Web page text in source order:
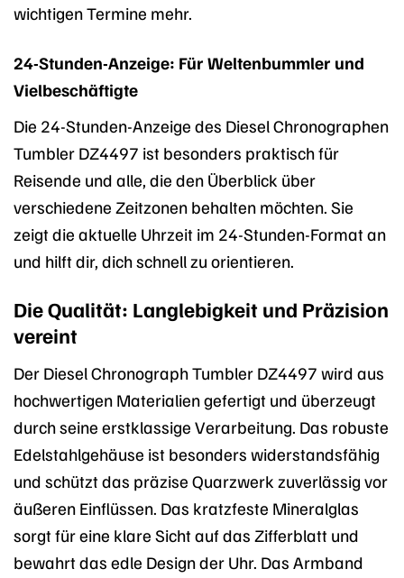
wichtigen Termine mehr.
24-Stunden-Anzeige: Für Weltenbummler und
Vielbeschäftigte
Die 24-Stunden-Anzeige des Diesel Chronographen
Tumbler DZ4497 ist besonders praktisch für
Reisende und alle, die den Überblick über
verschiedene Zeitzonen behalten möchten. Sie
zeigt die aktuelle Uhrzeit im 24-Stunden-Format an
und hilft dir, dich schnell zu orientieren.
Die Qualität: Langlebigkeit und Präzision
vereint
Der Diesel Chronograph Tumbler DZ4497 wird aus
hochwertigen Materialien gefertigt und überzeugt
durch seine erstklassige Verarbeitung. Das robuste
Edelstahlgehäuse ist besonders widerstandsfähig
und schützt das präzise Quarzwerk zuverlässig vor
äußeren Einflüssen. Das kratzfeste Mineralglas
sorgt für eine klare Sicht auf das Zifferblatt und
bewahrt das edle Design der Uhr. Das Armband